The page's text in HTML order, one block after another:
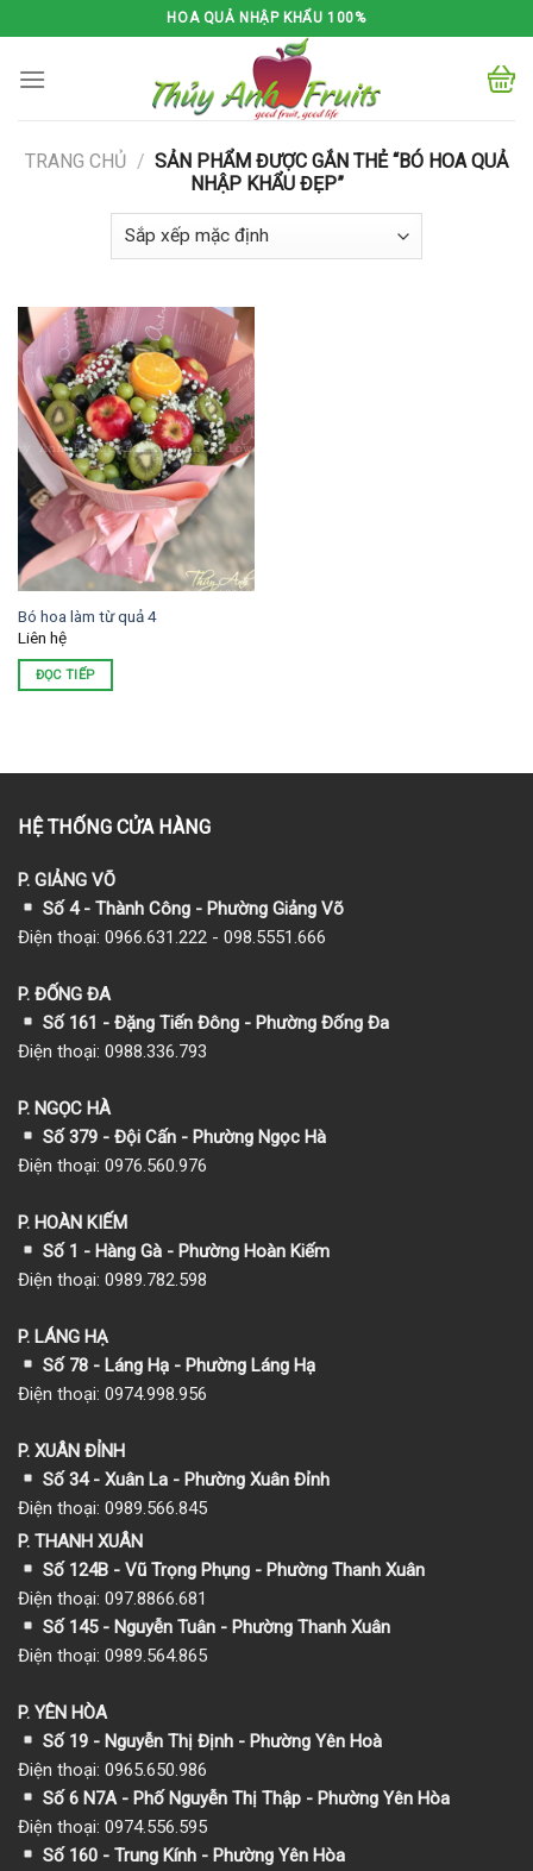
to
content
HOA QUẢ NHẬP KHẨU 100%
TRANG CHỦ / SẢN PHẨM ĐƯỢC GẮN THẺ “BÓ HOA QUẢ
NHẬP KHẨU ĐẸP”
Bó hoa làm từ quả 4
Liên hệ
ĐỌC TIẾP
HỆ THỐNG CỬA HÀNG
P. GIẢNG VÕ
Số 4 - Thành Công - Phường Giảng Võ
Điện thoại: 0966.631.222 - 098.5551.666
P. ĐỐNG ĐA
Số 161 - Đặng Tiến Đông - Phường Đống Đa
Điện thoại: 0988.336.793
P. NGỌC HÀ
Số 379 - Đội Cấn - Phường Ngọc Hà
Điện thoại: 0976.560.976
P. HOÀN KIẾM
Số 1 - Hàng Gà - Phường Hoàn Kiếm
Điện thoại: 0989.782.598
P. LÁNG HẠ
Số 78 - Láng Hạ - Phường Láng Hạ
Điện thoại: 0974.998.956
P. XUÂN ĐỈNH
Số 34 - Xuân La - Phường Xuân Đỉnh
Điện thoại: 0989.566.845
P. THANH XUÂN
Số 124B - Vũ Trọng Phụng - Phường Thanh Xuân
Điện thoại: 097.8866.681
Số 145 - Nguyễn Tuân - Phường Thanh Xuân
Điện thoại: 0989.564.865
P. YÊN HÒA
Số 19 - Nguyễn Thị Định - Phường Yên Hoà
Điện thoại: 0965.650.986
Số 6 N7A - Phố Nguyễn Thị Thập - Phường Yên Hòa
Điện thoại: 0974.556.595
Số 160 - Trung Kính - Phường Yên Hòa